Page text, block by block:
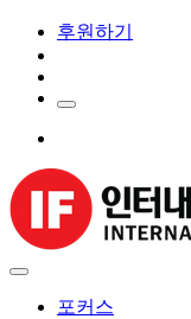
후원하기
포커스